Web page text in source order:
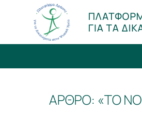
περιεχόμενο
ΓΙΑ ΤΑ
AΡΘΡΟ: «ΤΟ